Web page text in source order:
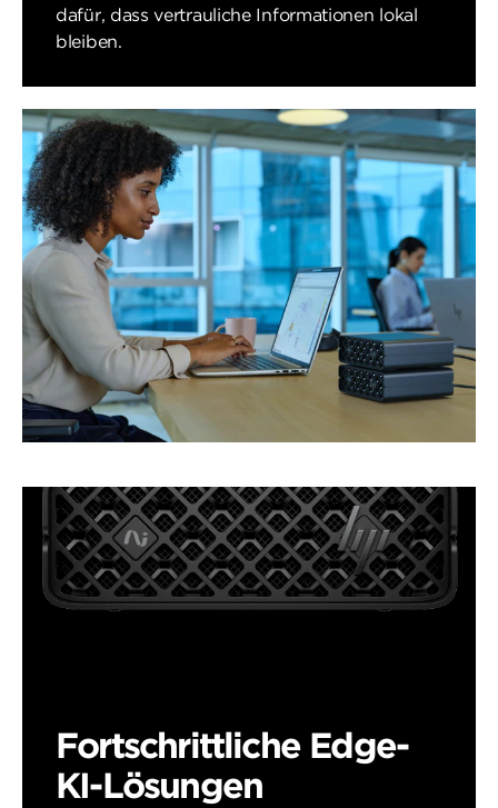
dafür, dass vertrauliche Informationen lokal
bleiben.
Fortschrittliche Edge-
KI-Lösungen